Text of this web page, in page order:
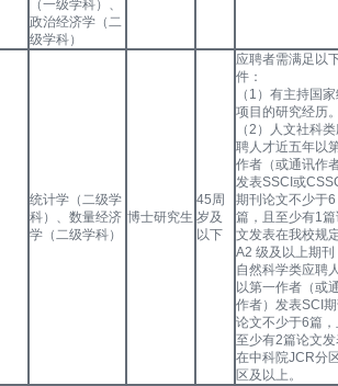
（一级学科）、
政治经济学（二
级学科）
统计学（二级学
科）、数量经济
学（二级学科）
博士研究生
45周
岁及
以下
应聘者需满足以
件：
（1）有主持国
项目的研究经历
（2）人文社科
聘人才近五年以
作者（或通讯作
发表SSCI或
期刊论文不少于6
篇，且至少有1
文发表在我校规
A2 级及以上期刊
自然科学类应聘
以第一作者（或
作者）发表SCI
论文不少于6篇
至少有2篇论文
在中科院JCR分
区及以上。